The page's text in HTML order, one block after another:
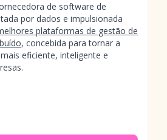
de software de
por dados e impulsionada
plataformas de gestão de
, concebida para tornar a
eficiente, inteligente e